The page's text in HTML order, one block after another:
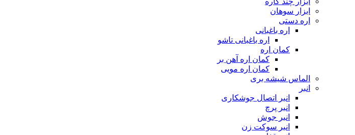
ابزار سوهان
اره دستی
اره باغبانی
اره باغبانی تاشو
کمان اره
کمان اره آهن بر
کمان اره مویی
الماس شیشه بری
انبر
انبر اتصال جوشکاری
انبر پرچ
انبر جوش
انبر سوکت زن